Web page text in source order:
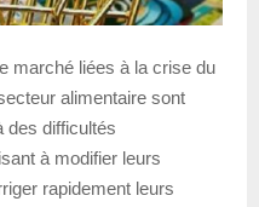
marché liées à la crise du
alimentaire sont
des difficultés
à modifier leurs
rapidement leurs